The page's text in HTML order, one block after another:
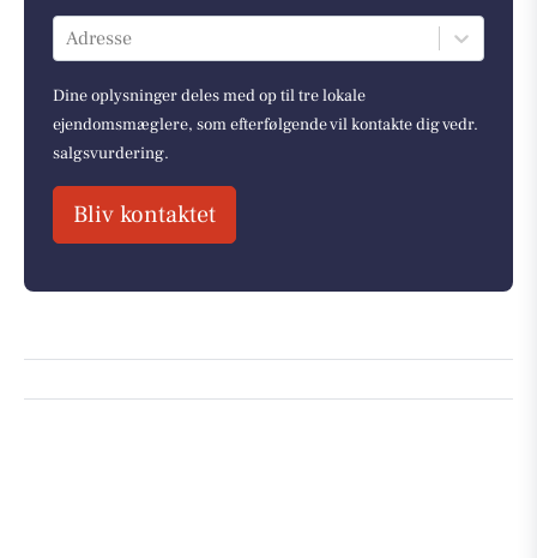
Adresse
Dine oplysninger deles med op til tre lokale
ejendomsmæglere, som efterfølgende vil kontakte dig vedr.
salgsvurdering.
Bliv kontaktet